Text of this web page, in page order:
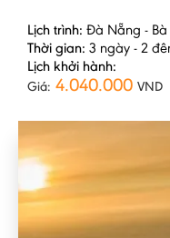
Lịch trình: Đà Nẵng - Bà Nà -
Thời gian: 3 ngày - 2
Lịch khởi hành:
Giá: 4.040.000 VND